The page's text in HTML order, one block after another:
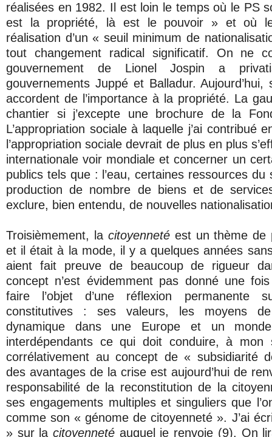
réalisées en 1982. Il est loin le temps où le PS
est la propriété, là est le pouvoir » et où
réalisation d’un « seuil minimum de
tout changement radical significatif. On ne
gouvernement de Lionel Jospin a
gouvernements Juppé et Balladur. Aujourd’hui,
accordent de l’importance à la propriété. La
chantier si j’excepte une brochure de la
L’appropriation sociale à laquelle j’ai contribué
l’appropriation sociale devrait de plus en plus
internationale voir mondiale et concerner un
publics tels que : l’eau, certaines ressources
production de nombre de biens et de
exclure, bien entendu, de nouvelles
Troisièmement, la citoyennetéest un thème de
et il était à la mode, il y a quelques années
aient fait preuve de beaucoup de rigueur
concept n’est évidemment pas donné une
faire l’objet d’une réflexion permanente
constitutives : ses valeurs, les moyens
dynamique dans une Europe et un
interdépendants ce qui doit conduire, à mon
corrélativement au concept de « subsidiarité
des avantages de la crise est aujourd’hui de
responsabilité de la reconstitution de la
ses engagements multiples et singuliers que
comme son « génome de citoyenneté ». J’ai
» sur lacitoyenneté auquel je renvoie (9). On